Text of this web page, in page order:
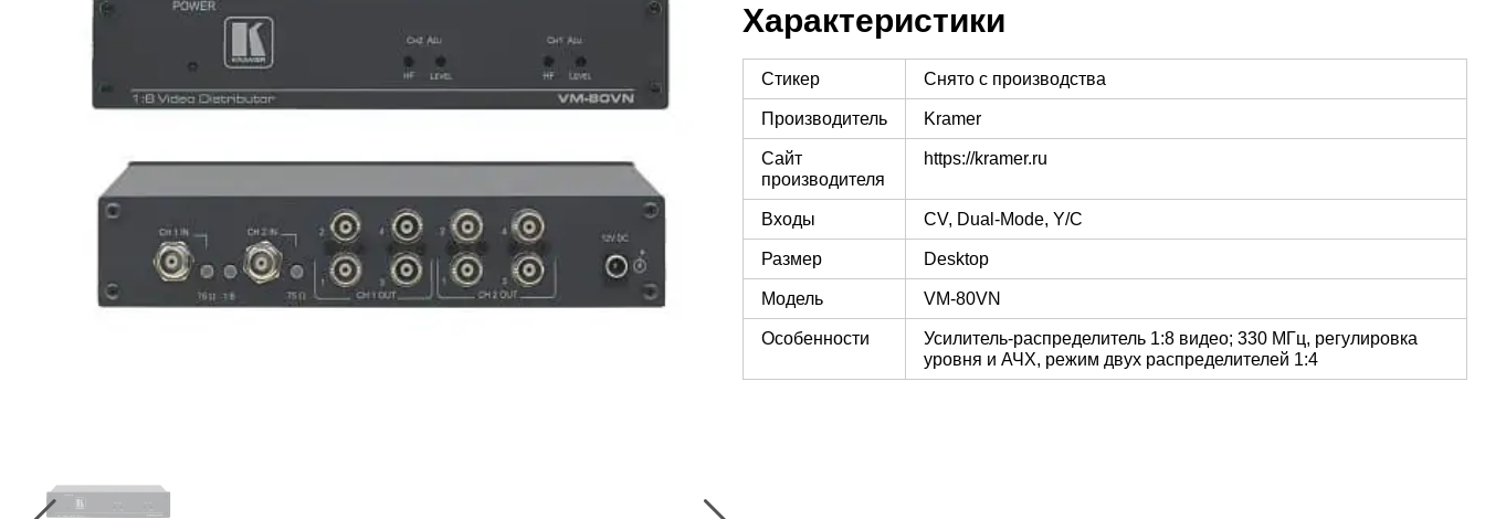
Характеристики
Стикер Снято с производства
Производитель Kramer
Сайт
производителя
https://kramer.ru
Входы CV, Dual-Mode, Y/C
Размер Desktop
Модель VM-80VN
Особенности
Усилитель-распределитель 1:8 видео; 330 МГц, регулировка
уровня и АЧХ, режим двух распределителей 1:4